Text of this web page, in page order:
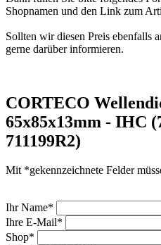
Shopnamen und den Link zum
Sollten wir diesen Preis ebenfalls
gerne darüber informieren.
CORTECO
65x85x13mm - IHC
711199R2)
Mit *gekennzeichnete Felder
Ihr Name*
Ihre E-Mail*
Shop*